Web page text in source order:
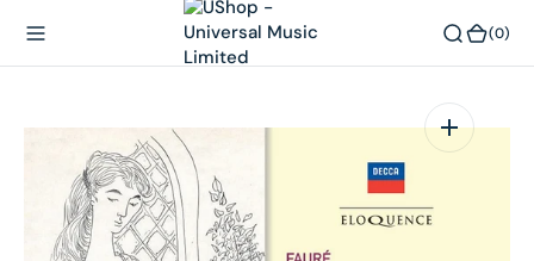
(0)